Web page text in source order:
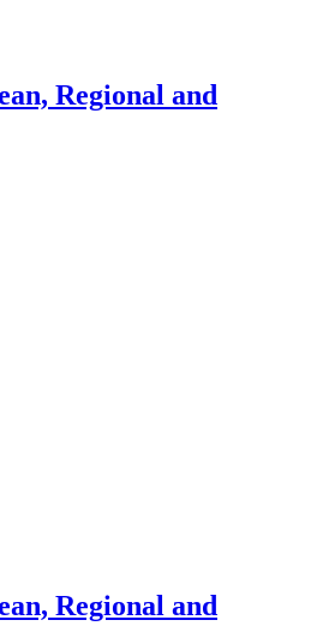
Regional and
Regional and